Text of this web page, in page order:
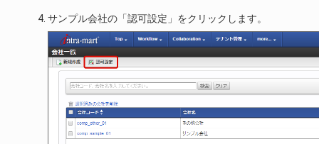
サンプル会社の「認可設定」をクリックします。